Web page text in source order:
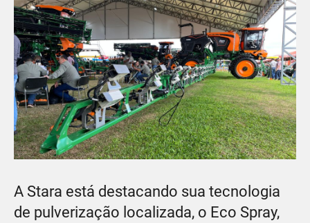
A Stara está destacando sua tecnologia
de pulverização localizada, o Eco Spray,